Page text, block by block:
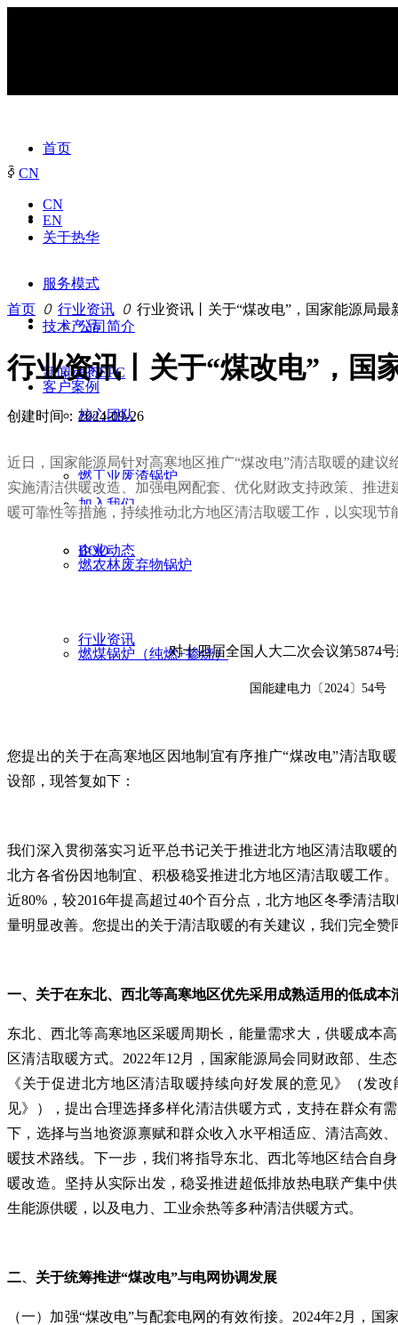
首页
关于热华
公司简介
核心团队
加入我们
技术产品
ꀅ CN
CN
EN
服务模式
EP/EPC
BOT
BOO
新闻动态
企业新闻
企业动态
行业资讯
联系我们
客户案例
燃工业废渣锅炉
燃农林废弃物锅炉
燃煤锅炉（纯燃+掺烧）
首页 ꄲ 行业资讯 ꄲ 行业资讯丨关于“煤改电”，国家能源局最
行业资讯丨关于“煤改电”，国
创建时间： 2024-09-26
近日，国家能源局针对高寒地区推广“煤改电”清洁取暖的建
实施清洁供暖改造、加强电网配套、优化财政支持政策、推
暖可靠性等措施，持续推动北方地区清洁取暖工作，以实现节
对十四届全国人大二次会议第5874
国能建电力〔2024〕54号
您提出的关于在高寒地区因地制宜有序推广“煤改电”清洁取
设部，现答复如下：
我们深入贯彻落实习近平总书记关于推进北方地区清洁取暖
北方各省份因地制宜、积极稳妥推进北方地区清洁取暖工作
近80%，较2016年提高超过40个百分点，北方地区冬季清洁
量明显改善。您提出的关于清洁取暖的有关建议，我们完全赞
一、关于在东北、西北等高寒地区优先采用成熟适用的低成本
东北、西北等高寒地区采暖周期长，能量需求大，供暖成本
区清洁取暖方式。2022年12月，国家能源局会同财政部、生
《关于促进北方地区清洁取暖持续向好发展的意见》（发
见》），提出合理选择多样化清洁供暖方式，支持在群众有
下，选择与当地资源禀赋和群众收入水平相适应、清洁高效
暖技术路线。下一步，我们将指导东北、西北等地区结合自
暖改造。坚持从实际出发，稳妥推进超低排放热电联产集中
生能源供暖，以及电力、工业余热等多种清洁供暖方式。
二、关于统筹推进“煤改电”与电网协调发展
（一）加强“煤改电”与配套电网的有效衔接。2024年2月，
致力于中国绿色经济和